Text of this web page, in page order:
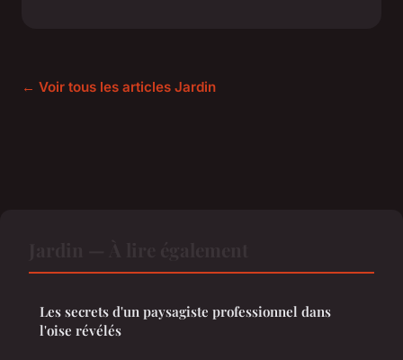
← Voir tous les articles Jardin
Les secrets d'un paysagiste professionnel dans
l'oise révélés